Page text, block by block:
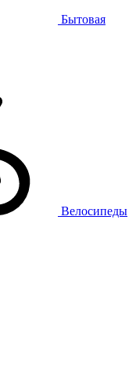
Бытовая
Велосипеды